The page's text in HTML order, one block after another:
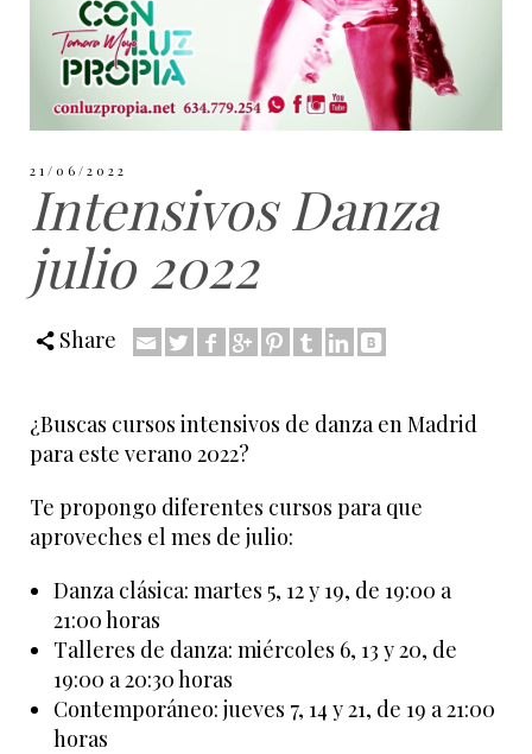
21/06/2022
Intensivos Danza
julio 2022
Share
¿Buscas cursos intensivos de danza en Madrid
para este verano 2022?
Te propongo diferentes cursos para que
aproveches el mes de julio:
Danza clásica: martes 5, 12 y 19, de 19:00 a
21:00 horas
Talleres de danza: miércoles 6, 13 y 20, de
19:00 a 20:30 horas
Contemporáneo: jueves 7, 14 y 21, de 19 a 21:00
horas